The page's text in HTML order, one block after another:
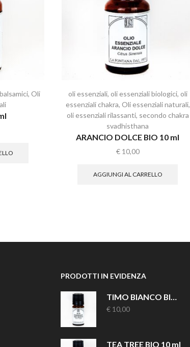
, Oli
oli essenziali, oli essenziali biologici, oli
essenziali chakra, Oli essenziali naturali,
oli essenziali rilassanti, secondo chakra
svadhisthana
ARANCIO DOLCE BIO 10 ml
€10,00
AGGIUNGI AL CARRELLO
PRODOTTI IN EVIDENZA
TIMO BIANCO BIO 5 ml
€ 10,00
TEA TREE BIO 10 ml